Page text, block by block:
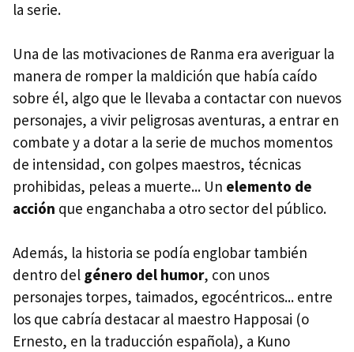
la serie.
Una de las motivaciones de Ranma era averiguar la
manera de romper la maldición que había caído
sobre él, algo que le llevaba a contactar con nuevos
personajes, a vivir peligrosas aventuras, a entrar en
combate y a dotar a la serie de muchos momentos
de intensidad, con golpes maestros, técnicas
prohibidas, peleas a muerte... Un elemento de
acción que enganchaba a otro sector del público.
Además, la historia se podía englobar también
dentro del género del humor, con unos
personajes torpes, taimados, egocéntricos... entre
los que cabría destacar al maestro Happosai (o
Ernesto, en la traducción española), a Kuno